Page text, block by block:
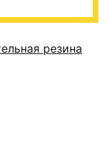
резина